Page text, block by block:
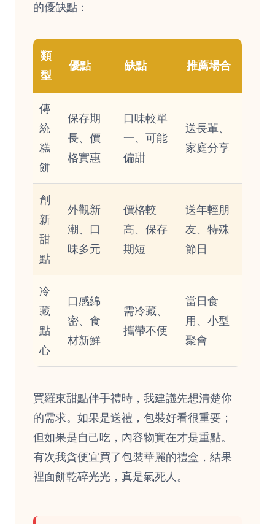
的優缺點：
類
型
優點 缺點 推薦場合
傳
統
糕
餅
保存期
長、價
格實惠
口味較單
一、可能
偏甜
送長輩、
家庭分享
創
新
甜
點
外觀新
潮、口
味多元
價格較
高、保存
期短
送年輕朋
友、特殊
節日
冷
藏
點
心
口感綿
密、食
材新鮮
需冷藏、
攜帶不便
當日食
用、小型
聚會
買羅東甜點伴手禮時，我建議先想清楚你
的需求。如果是送禮，包裝好看很重要；
但如果是自己吃，內容物實在才是重點。
有次我貪便宜買了包裝華麗的禮盒，結果
裡面餅乾碎光光，真是氣死人。